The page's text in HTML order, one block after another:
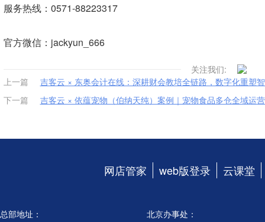
服务热线：0571-88223317
官方微信：jackyun_666
关注我们:
上一篇
吉客云 × 东奥会计在线：深耕财会教培全链路，数字化重塑
下一篇
吉客云 × 依蕴宠物（伯纳天纯）案例｜宠物食品多仓全域运
网店管家 web版登录 云课堂
总部地址： 北京办事处：